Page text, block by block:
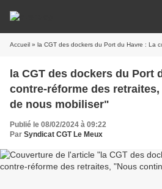
Accueil » la CGT des dockers du Port du Havre : La contre-réforme
la CGT des dockers du Port
contre-réforme des
de nous mobiliser"
Publié le 08/02/2024 à 09:22
Par Syndicat CGT Le Meux